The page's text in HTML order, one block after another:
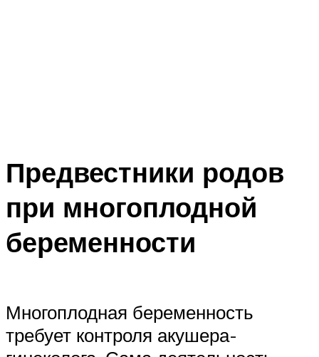
Предвестники родов
при многоплодной
беременности
Многоплодная беременность
требует контроля акушера-